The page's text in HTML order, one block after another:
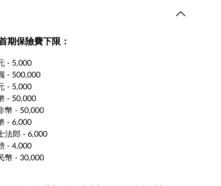
期保險費下限：
- 5,000
- 500,000
- 5,000
- 50,000
幣 - 50,000
- 6,000
法郎 - 6,000
- 4,000
幣 - 30,000